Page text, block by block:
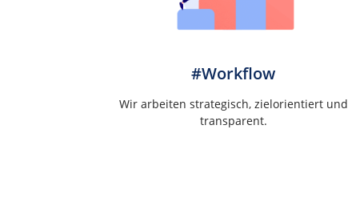
#Workflow
Wir arbeiten strategisch, zielorientiert und
transparent.